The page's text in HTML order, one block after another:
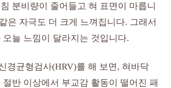
분비량이 줄어들고 혀 표면이 마릅니
은 자극도 더 크게 느껴집니다. 그래서
늘 느낌이 달라지는 것입니다.
경균형검사(HRV)를 해 보면, 혀바닥
반 이상에서 부교감 활동이 떨어진 패